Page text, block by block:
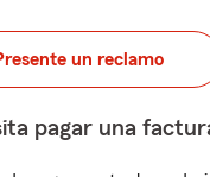
un reclamo
pagar una